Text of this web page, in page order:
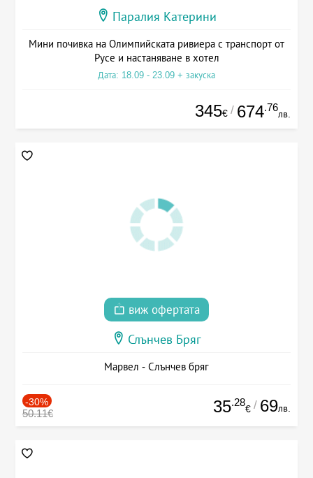
Паралия Катерини
Мини почивка на Олимпийската ривиера с транспорт от
Русе и настаняване в хотел
Дата: 18.09 - 23.09 + закуска
345€ / 674.76
лв.
виж офертата
Слънчев Бряг
Марвел - Слънчев бряг
-30%
50.11€ 35.28
€ / 69лв.